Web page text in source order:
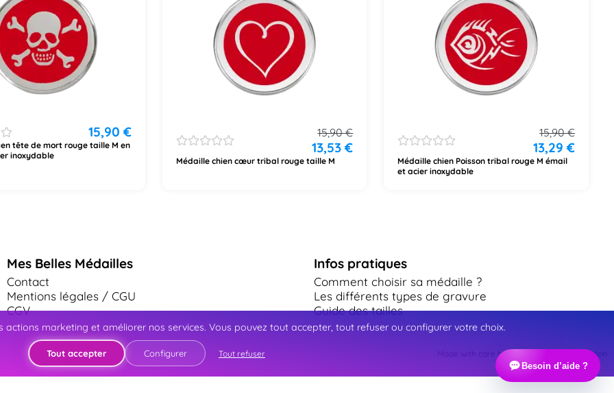
15,90 €
tête de mort rouge taille M en
inoxydable
15,90€
13,53€
Médaille chien cœur tribal rouge taille M
15,90€
13,29€
Médaille chien Poisson tribal rouge M émail
et acier inoxydable
Mes Belles Médailles
Contact
Mentions légales / CGU
CGV
Infos pratiques
Comment choisir sa médaille ?
Les différents types de gravure
Guide des tailles
Made with care by Webinart Communication
Besoin d’aide ?
actions marketing et améliorer nos services. Vous pouvez tout accepter, tout refuser ou configurer votre choix.
Tout accepter Configurer Tout refuser